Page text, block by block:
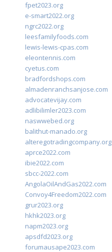
fpet2023.org
e-smart2022.org
ngrc2022.org
leesfamilyfoods.com
lewis-lewis-cpas.com
eleontennis.com
cyetus.com
bradfordshops.com
almadenranchsanjose.com
advocatevijay.com
adlibilimler2023.com
naswwebed.org
balithut-manado.org
alteregotradingcompany.org
aprce2022.com
ibie2022.com
sbcc-2022.com
AngolaOilAndGas2022.com
Convoy4Freedom2022.com
grur2023.org
hkhk2023.org
napm2023.org
apsdfd2023.org
forumausape2023.com